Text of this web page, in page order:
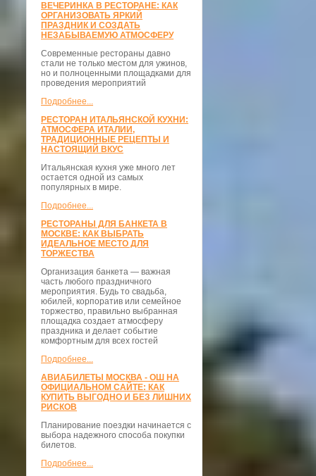
ВЕЧЕРИНКА В РЕСТОРАНЕ: КАК
ОРГАНИЗОВАТЬ ЯРКИЙ
ПРАЗДНИК И СОЗДАТЬ
НЕЗАБЫВАЕМУЮ АТМОСФЕРУ
Современные рестораны давно
стали не только местом для ужинов,
но и полноценными площадками для
проведения мероприятий
Подробнее...
РЕСТОРАН ИТАЛЬЯНСКОЙ КУХНИ:
АТМОСФЕРА ИТАЛИИ,
ТРАДИЦИОННЫЕ РЕЦЕПТЫ И
НАСТОЯЩИЙ ВКУС
Итальянская кухня уже много лет
остается одной из самых
популярных в мире.
Подробнее...
РЕСТОРАНЫ ДЛЯ БАНКЕТА В
МОСКВЕ: КАК ВЫБРАТЬ
ИДЕАЛЬНОЕ МЕСТО ДЛЯ
ТОРЖЕСТВА
Организация банкета — важная
часть любого праздничного
мероприятия. Будь то свадьба,
юбилей, корпоратив или семейное
торжество, правильно выбранная
площадка создает атмосферу
праздника и делает событие
комфортным для всех гостей
Подробнее...
АВИАБИЛЕТЫ МОСКВА - ОШ НА
ОФИЦИАЛЬНОМ САЙТЕ: КАК
КУПИТЬ ВЫГОДНО И БЕЗ ЛИШНИХ
РИСКОВ
Планирование поездки начинается с
выбора надежного способа покупки
билетов.
Подробнее...